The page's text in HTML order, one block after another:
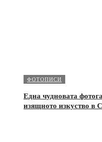
ФОТОПИСИ
Една чудновата
изящното изкуство в